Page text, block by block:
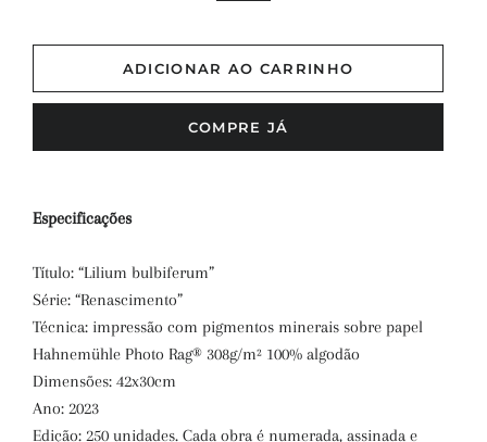
ADICIONAR AO CARRINHO
COMPRE JÁ
Especificações
Título: “Lilium bulbiferum”
Série: “Renascimento”
Técnica: impressão com pigmentos minerais sobre papel
Hahnemühle Photo Rag® 308g/m² 100% algodão
Dimensões: 42x30cm
Ano: 2023
Edição: 250 unidades. Cada obra é numerada, assinada e